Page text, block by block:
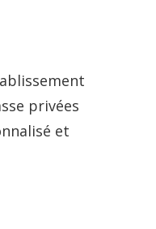
privées
et